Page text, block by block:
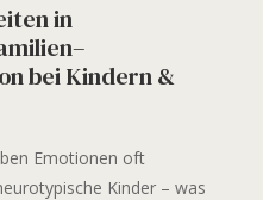
in
bei Kindern &
Emotionen oft
Kinder – was